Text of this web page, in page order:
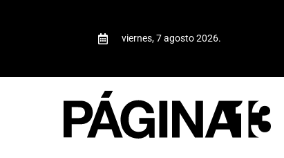
viernes, 7 agosto 2026.